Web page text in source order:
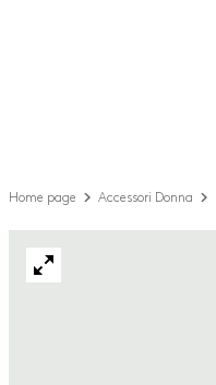
Home page Accessori Donna